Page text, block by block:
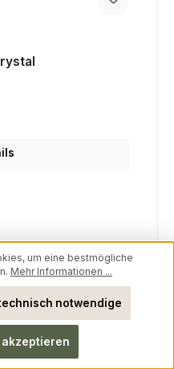
um eine bestmögliche
Mehr Informationen ...
notwendige
akzeptieren